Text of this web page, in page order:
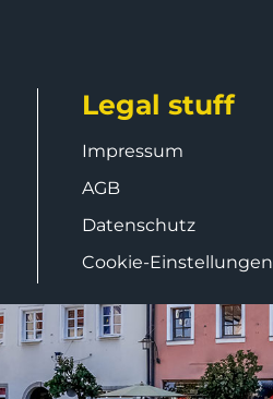
Legal stuff
Impressum
AGB
Datenschutz
Cookie-Einstellungen